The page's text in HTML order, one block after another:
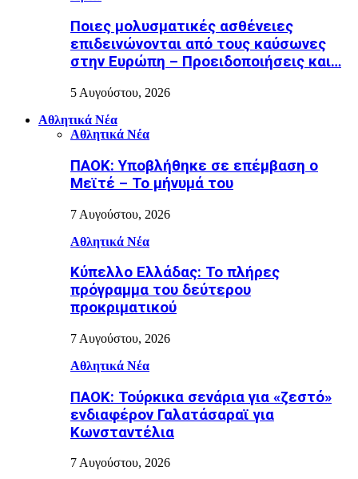
Ποιες μολυσματικές ασθένειες
επιδεινώνονται από τους καύσωνες
στην Ευρώπη – Προειδοποιήσεις και…
5 Αυγούστου, 2026
Αθλητικά Νέα
Αθλητικά Νέα
ΠΑΟΚ: Υποβλήθηκε σε επέμβαση ο
Μεϊτέ – Το μήνυμά του
7 Αυγούστου, 2026
Αθλητικά Νέα
Κύπελλο Ελλάδας: Το πλήρες
πρόγραμμα του δεύτερου
προκριματικού
7 Αυγούστου, 2026
Αθλητικά Νέα
ΠΑΟΚ: Τούρκικα σενάρια για «ζεστό»
ενδιαφέρον Γαλατάσαραϊ για
Κωνσταντέλια
7 Αυγούστου, 2026